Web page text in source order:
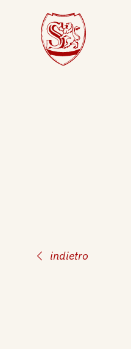
indietro